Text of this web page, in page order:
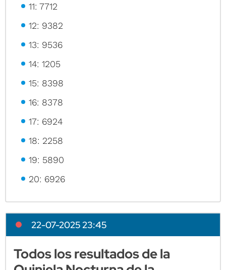
11: 7712
12: 9382
13: 9536
14: 1205
15: 8398
16: 8378
17: 6924
18: 2258
19: 5890
20: 6926
22-07-2025 23:45
Todos los resultados de la